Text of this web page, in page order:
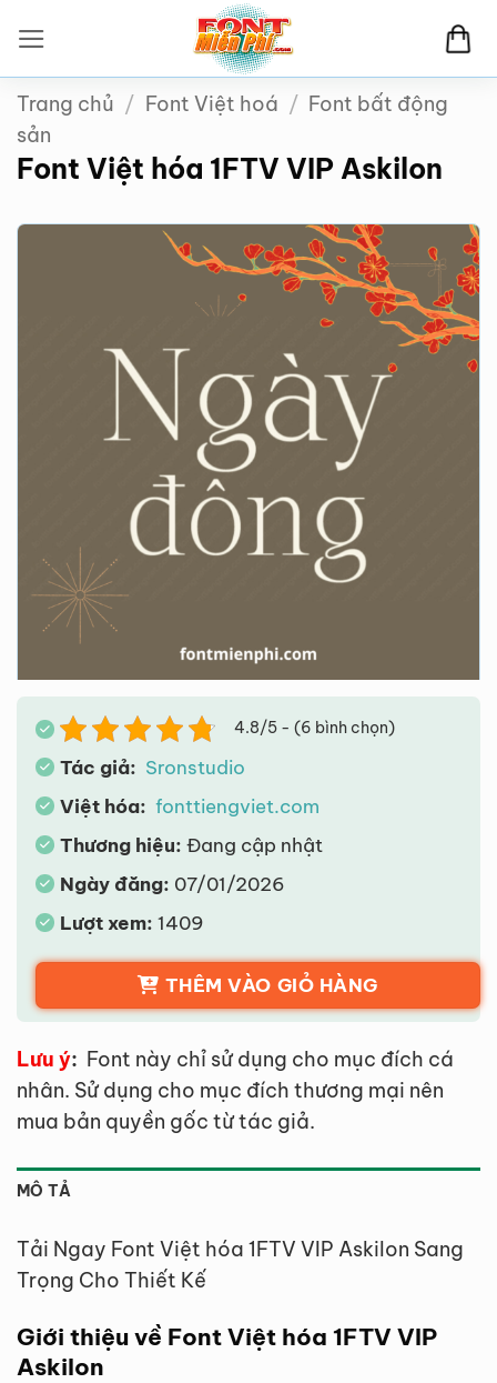
qua
nội
dung
Trang chủ / Font Việt hoá / Font bất động
sản
Font Việt hóa 1FTV VIP Askilon
4.8/5 - (6 bình chọn)
Tác giả: Sronstudio
Việt hóa: fonttiengviet.com
Thương hiệu: Đang cập nhật
Ngày đăng: 07/01/2026
Lượt xem: 1409
THÊM VÀO GIỎ HÀNG
Lưu ý: Font này chỉ sử dụng cho mục đích cá
nhân. Sử dụng cho mục đích thương mại nên
mua bản quyền gốc từ tác giả.
MÔ TẢ
Tải Ngay Font Việt hóa 1FTV VIP Askilon Sang
Trọng Cho Thiết Kế
Giới thiệu về Font Việt hóa 1FTV VIP
Askilon